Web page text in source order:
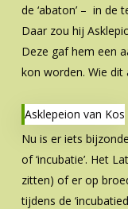
de ‘abaton’ – in de
Daar zou hij
Deze gaf hem een
kon worden. Wie dit
Asklepeion van Kos
Nu is er iets
of ‘incubatie’. Het
zitten) of er op
tijdens de